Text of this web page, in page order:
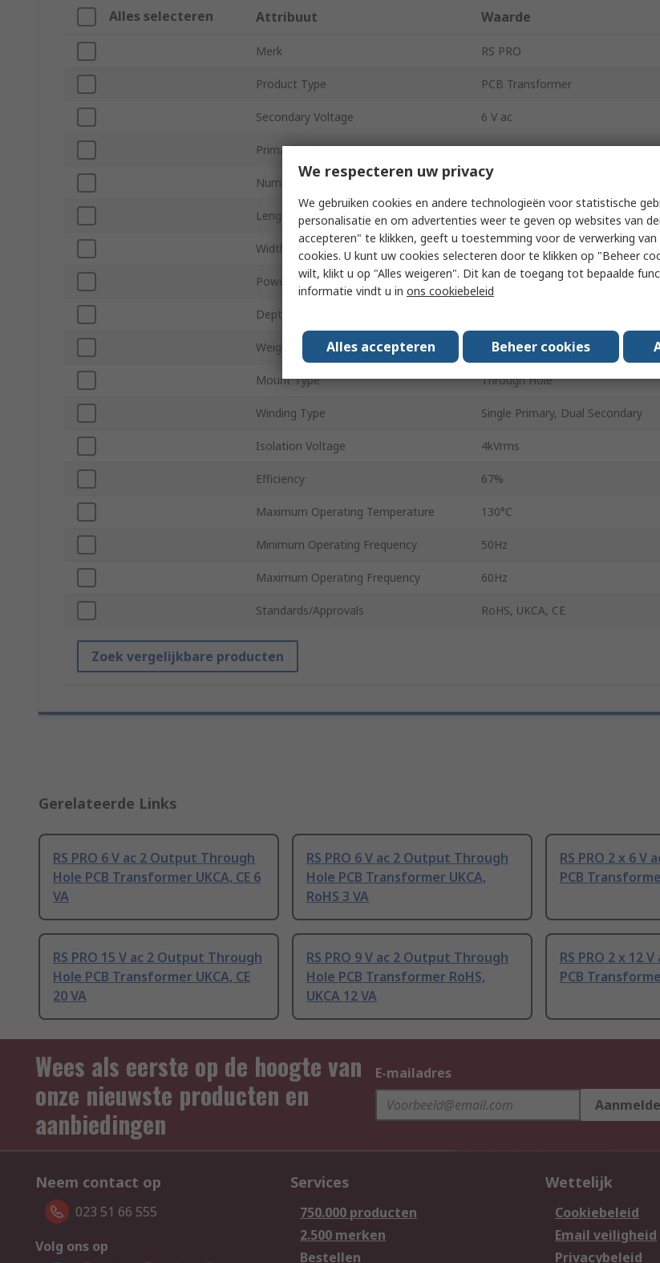
Alles selecteren Attribuut Waarde
Merk RS PRO
Product Type PCB Transformer
Secondary Voltage 6 V ac
Primary Voltage 230 V ac
Number of Outputs 2
Length 38mm
Width 35mm
Power 3VA
Depth
Weight 140g
Mount Type Through Hole
Winding Type Single Primary, Dual Secondary
Isolation Voltage 4kVrms
Efficiency 67%
Maximum Operating Temperature 130°C
Minimum Operating Frequency 50Hz
Maximum Operating Frequency 60Hz
Standards/Approvals RoHS, UKCA, CE
Zoek vergelijkbare producten
Gerelateerde Links
RS PRO 6 V ac 2 Output Through
Hole PCB Transformer UKCA, CE 6
VA
RS PRO 6 V ac 2 Output Through
Hole PCB Transformer UKCA,
RoHS 3 VA
RS PRO 2 x 6 V
PCB
RS PRO 15 V ac 2 Output Through
Hole PCB Transformer UKCA, CE
20 VA
RS PRO 9 V ac 2 Output Through
Hole PCB Transformer RoHS,
UKCA 12 VA
RS PRO 2 x 12
PCB
Wees als eerste op de hoogte van
onze nieuwste producten en
aanbiedingen
E-mailadres
Neem contact op
023 51 66 555
Volg ons op
Services
750.000 producten
2.500 merken
Bestellen
Wettelijk
Cookiebeleid
Email veiligheid
Privacybeleid
We respecteren uw privacy
We gebruiken cookies en andere technologieën voor statistische
personalisatie en om advertenties weer te geven op websites van
accepteren" te klikken, geeft u toestemming voor de verwerking
cookies. U kunt uw cookies selecteren door te klikken op "Beheer
wilt, klikt u op "Alles weigeren". Dit kan de toegang tot bepaalde
informatie vindt u in ons cookiebeleid
Alles accepteren Beheer cookies